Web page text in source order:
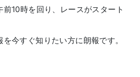
10時を回り、レースがスタート
今すぐ知りたい方に朗報です。